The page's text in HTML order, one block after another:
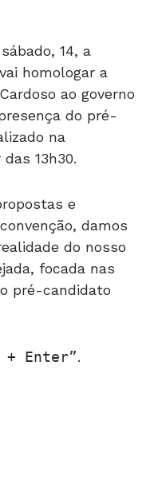
14, a
homologar a
ao governo
do pré-
na
13h30.
e
damos
do nosso
focada nas
pré-candidato
Enter .